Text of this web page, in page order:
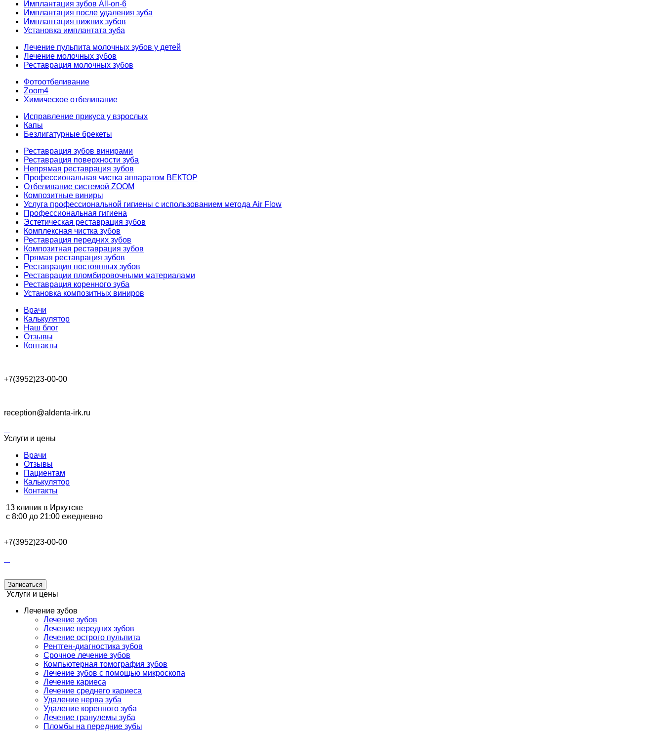
Имплантация зубов All-on-6
Имплантация после удаления зуба
Имплантация нижних зубов
Установка имплантата зуба
Лечение пульпита молочных зубов у детей
Лечение молочных зубов
Реставрация молочных зубов
Фотоотбеливание
Zoom4
Химическое отбеливание
Исправление прикуса у взрослых
Капы
Безлигатурные брекеты
Реставрация зубов винирами
Реставрация поверхности зуба
Непрямая реставрация зубов
Профессиональная чистка аппаратом ВЕКТОР
Отбеливание системой ZOOM
Композитные виниры
Услуга профессиональной гигиены с использованием метода Air Flow
Профессиональная гигиена
Эстетическая реставрация зубов
Комплексная чистка зубов
Реставрация передних зубов
Композитная реставрация зубов
Прямая реставрация зубов
Реставрация постоянных зубов
Реставрации пломбировочными материалами
Реставрация коренного зуба
Установка композитных виниров
Врачи
Калькулятор
Наш блог
Отзывы
Контакты
+7(3952)23-00-00
reception@aldenta-irk.ru
Услуги и цены
Врачи
Отзывы
Пациентам
Калькулятор
Контакты
13 клиник в Иркутске
с 8:00 до 21:00 ежедневно
+7(3952)23-00-00
Записаться
Услуги и цены
Лечение зубов
Лечение зубов
Лечение передних зубов
Лечение острого пульпита
Рентген-диагностика зубов
Срочное лечение зубов
Компьютерная томография зубов
Лечение зубов с помощью микроскопа
Лечение кариеса
Лечение среднего кариеса
Удаление нерва зуба
Удаление коренного зуба
Лечение гранулемы зуба
Пломбы на передние зубы